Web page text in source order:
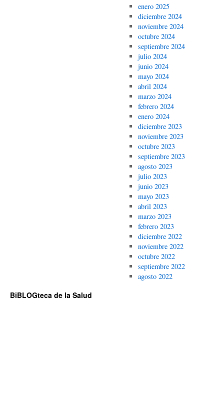
enero 2025
diciembre 2024
noviembre 2024
octubre 2024
septiembre 2024
julio 2024
junio 2024
mayo 2024
abril 2024
marzo 2024
febrero 2024
enero 2024
diciembre 2023
noviembre 2023
octubre 2023
septiembre 2023
agosto 2023
julio 2023
junio 2023
mayo 2023
abril 2023
marzo 2023
febrero 2023
diciembre 2022
noviembre 2022
octubre 2022
septiembre 2022
agosto 2022
BiBLOGteca de la Salud